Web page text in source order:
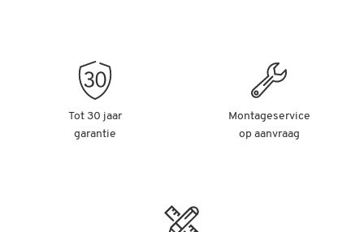
Tot 30 jaar
garantie
Montageservice
op aanvraag